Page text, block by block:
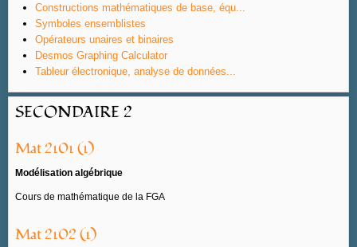
Constructions mathématiques de base, équ...
Symboles ensemblistes
Opérateurs unaires et binaires
Desmos Graphing Calculator
Tableur électronique, analyse de données...
SECONDAIRE 2
Mat 2101 (1)
Modélisation algébrique
Cours de mathématique de la FGA
Mat 2102 (1)